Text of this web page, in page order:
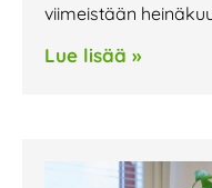
viimeistään
Lue lisää »